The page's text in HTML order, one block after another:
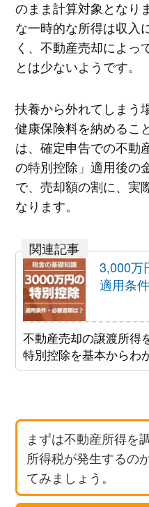
のまま計算対象となり
な一時的な所得は収入
く、不動産売却によっ
とは少ないようです。
扶養から外れてしまう
健康保険料を納めるこ
は、確定申告での不動
の特別控除」適用後の
で、売却額の割に、実
なります。
3,000万
適用条
不動産売却の譲渡所得
特別控除を基本から
まずは不動産所得を
所得税が発生するの
てみましょう。